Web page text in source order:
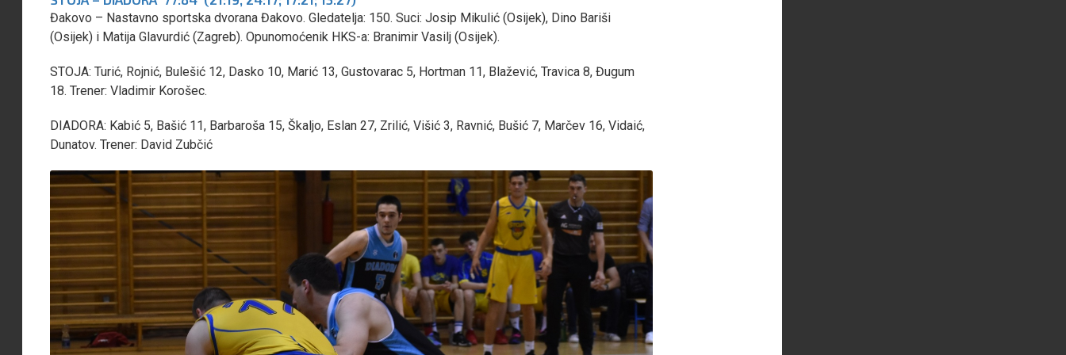
Đakovo – Nastavno sportska dvorana Đakovo. Gledatelja: 150. Suci: Josip Mikulić (Osijek), Dino Bariši
(Osijek) i Matija Glavurdić (Zagreb). Opunomoćenik HKS-a: Branimir Vasilj (Osijek).
STOJA: Turić, Rojnić, Bulešić 12, Dasko 10, Marić 13, Gustovarac 5, Hortman 11, Blažević, Travica 8, Đugum
18. Trener: Vladimir Korošec.
DIADORA: Kabić 5, Bašić 11, Barbaroša 15, Škaljo, Eslan 27, Zrilić, Višić 3, Ravnić, Bušić 7, Marčev 16, Vidaić,
Dunatov. Trener: David Zubčić